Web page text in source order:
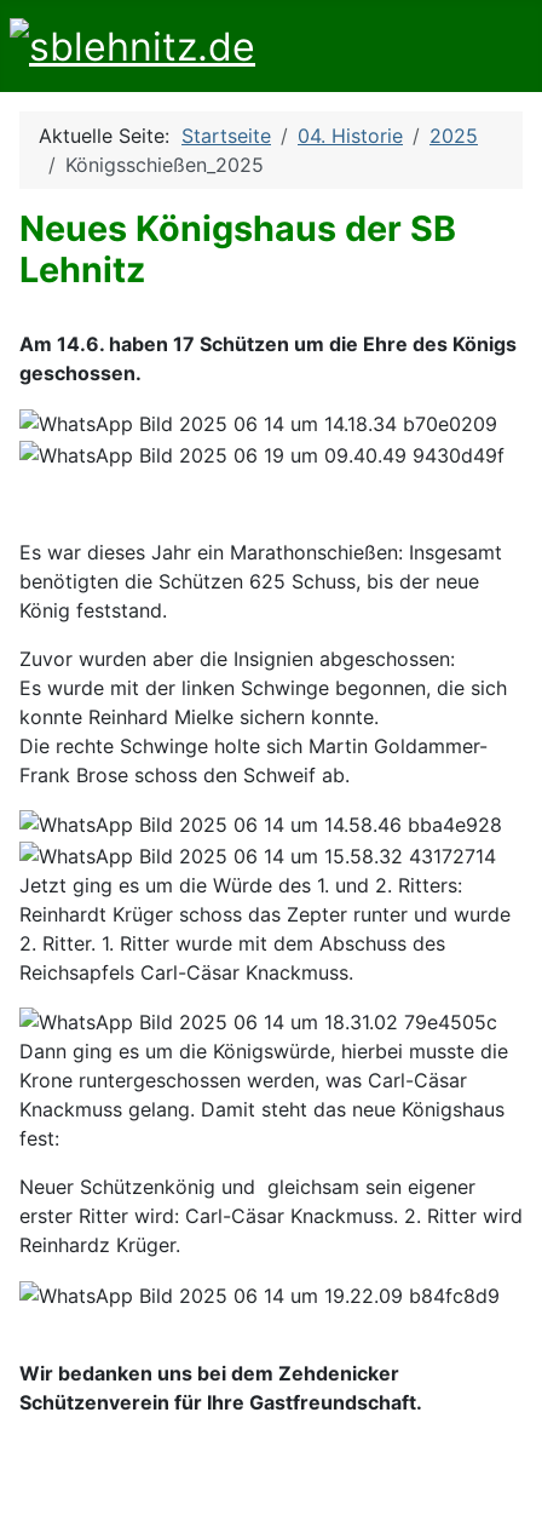
Aktuelle Seite: Startseite 04. Historie
2025
Königsschießen_2025
Neues Königshaus der SB
Lehnitz
Am 14.6. haben 17 Schützen um die Ehre des Königs
geschossen.
Es war dieses Jahr ein Marathonschießen: Insgesamt
benötigten die Schützen 625 Schuss, bis der neue
König feststand.
Zuvor wurden aber die Insignien abgeschossen:
Es wurde mit der linken Schwinge begonnen, die sich
konnte Reinhard Mielke sichern konnte.
Die rechte Schwinge holte sich Martin Goldammer-
Frank Brose schoss den Schweif ab.
Jetzt ging es um die Würde des 1. und 2. Ritters:
Reinhardt Krüger schoss das Zepter runter und wurde
2. Ritter. 1. Ritter wurde mit dem Abschuss des
Reichsapfels Carl-Cäsar Knackmuss.
Dann ging es um die Königswürde, hierbei musste die
Krone runtergeschossen werden, was Carl-Cäsar
Knackmuss gelang. Damit steht das neue Königshaus
fest:
Neuer Schützenkönig und gleichsam sein eigener
erster Ritter wird: Carl-Cäsar Knackmuss. 2. Ritter wird
Reinhardz Krüger.
Wir bedanken uns bei dem Zehdenicker
Schützenverein für Ihre Gastfreundschaft.